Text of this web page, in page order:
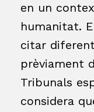
en un
humanitat.
citar
prèviament
Tribunals
considera